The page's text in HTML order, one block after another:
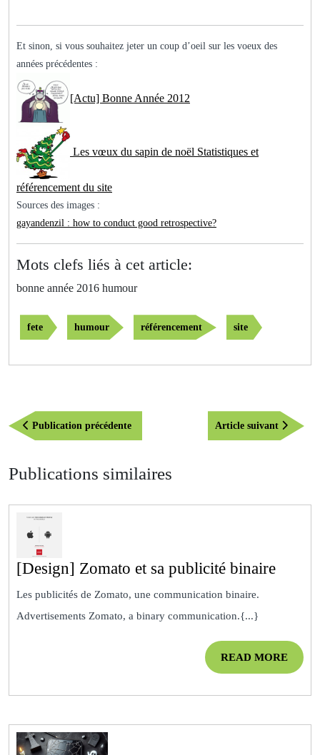
Et sinon, si vous souhaitez jeter un coup d’oeil sur les voeux des
années précédentes :
[Actu] Bonne Année 2012
Les vœux du sapin de noël Statistiques et
référencement du site
Sources des images :
gayandenzil : how to conduct good retrospective?
Mots clefs liés à cet article:
bonne année 2016 humour
fete humour référencement site
Navigation
de
Publication précédentePublication
précédente
Article suivant
Article
suivant
Publications similaires
[Design] Zomato et sa publicité binaire
binaire
Les publicités de Zomato, une communication binaire.
Advertisements Zomato, a binary communication.{...}
READ MOREREAD
MORE